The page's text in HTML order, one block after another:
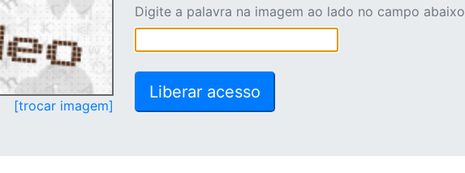
[trocar imagem]
Digite a palavra na imagem ao lado no campo abaixo